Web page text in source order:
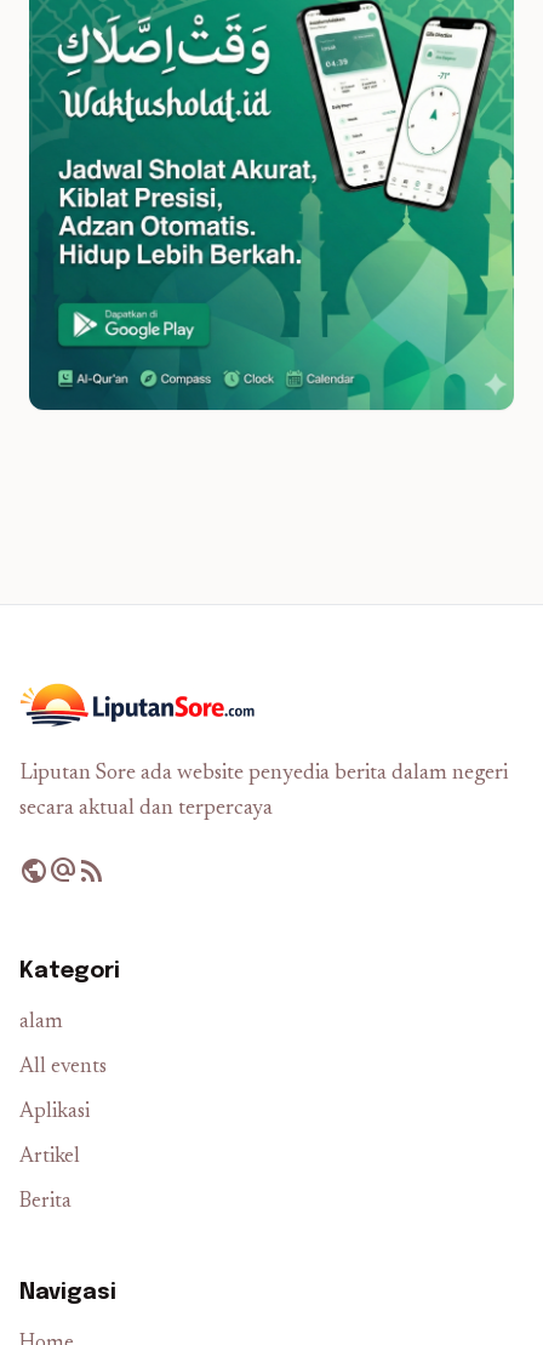
Liputan Sore ada website penyedia berita dalam negeri
secara aktual dan terpercaya
publicalternate_emailrss_feed
Kategori
alam
All events
Aplikasi
Artikel
Berita
Navigasi